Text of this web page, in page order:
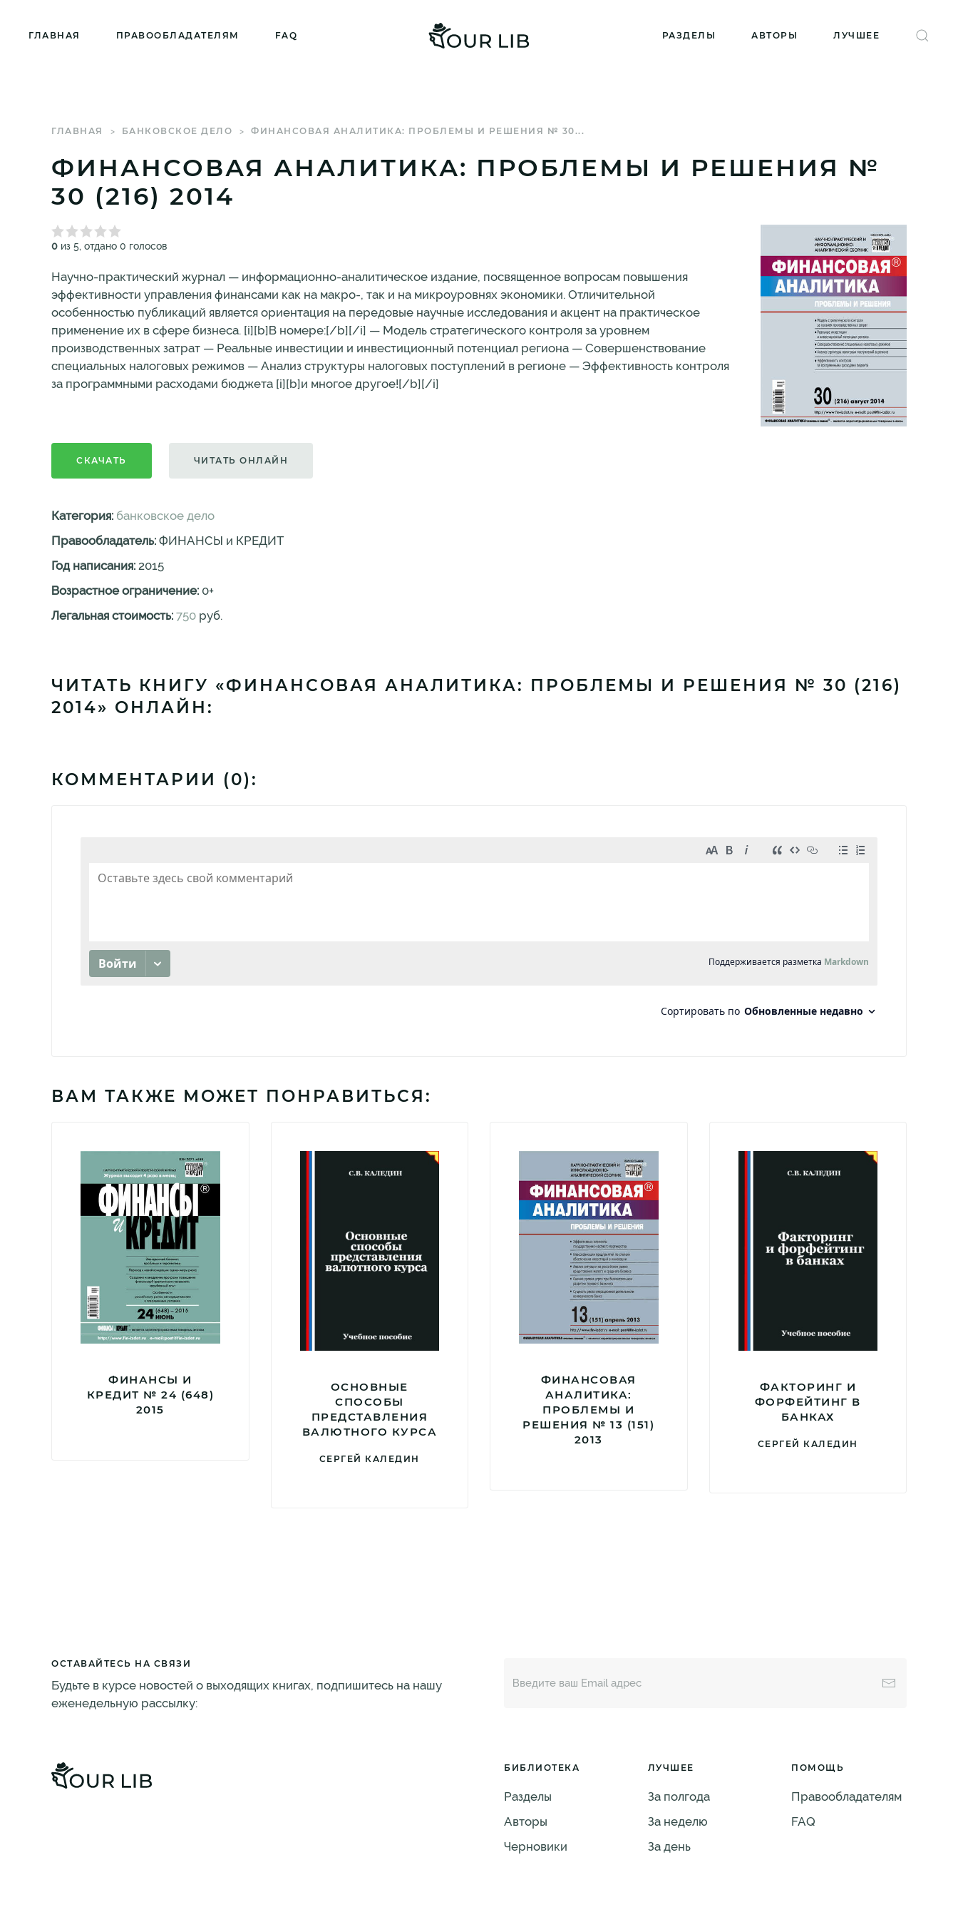
ГЛАВНАЯ ПРАВООБЛАДАТЕЛЯМ FAQ РАЗДЕЛЫ АВТОРЫ ЛУЧШЕЕ
ГЛАВНАЯ БАНКОВСКОЕ ДЕЛО ФИНАНСОВАЯ АНАЛИТИКА: ПРОБЛЕМЫ И РЕШЕНИЯ № 30...
ФИНАНСОВАЯ АНАЛИТИКА: ПРОБЛЕМЫ И РЕШЕНИЯ №
30 (216) 2014
0 из 5, отдано 0 голосов
Научно-практический журнал — информационно-аналитическое издание, посвященное вопросам повышения
эффективности управления финансами как на макро-, так и на микроуровнях экономики. Отличительной
особенностью публикаций является ориентация на передовые научные исследования и акцент на практическое
применение их в сфере бизнеса. [i][b]В номере:[/b][/i] — Модель стратегического контроля за уровнем
производственных затрат — Реальные инвестиции и инвестиционный потенциал региона — Совершенствование
специальных налоговых режимов — Анализ структуры налоговых поступлений в регионе — Эффективность контроля
за программными расходами бюджета [i][b]и многое другое![/b][/i]
СКАЧАТЬ ЧИТАТЬ ОНЛАЙН
Категория: банковское дело
Правообладатель: ФИНАНСЫ и КРЕДИТ
Год написания: 2015
Возрастное ограничение: 0+
Легальная стоимость: 750 руб.
ЧИТАТЬ КНИГУ «ФИНАНСОВАЯ АНАЛИТИКА: ПРОБЛЕМЫ И РЕШЕНИЯ № 30 (216)
2014» ОНЛАЙН:
КОММЕНТАРИИ (0):
ВАМ ТАКЖЕ МОЖЕТ ПОНРАВИТЬСЯ:
ФИНАНСЫ И
КРЕДИТ № 24 (648)
2015
ОСНОВНЫЕ
СПОСОБЫ
ПРЕДСТАВЛЕНИЯ
ВАЛЮТНОГО КУРСА
СЕРГЕЙ КАЛЕДИН
ФИНАНСОВАЯ
АНАЛИТИКА:
ПРОБЛЕМЫ И
РЕШЕНИЯ № 13 (151)
2013
ФАКТОРИНГ И
ФОРФЕЙТИНГ В
БАНКАХ
СЕРГЕЙ КАЛЕДИН
ОСТАВАЙТЕСЬ НА СВЯЗИ
Будьте в курсе новостей о выходящих книгах, подпишитесь на нашу
еженедельную рассылку:
БИБЛИОТЕКА
Разделы
Авторы
Черновики
ЛУЧШЕЕ
За полгода
За неделю
За день
ПОМОЩЬ
Правообладателям
FAQ